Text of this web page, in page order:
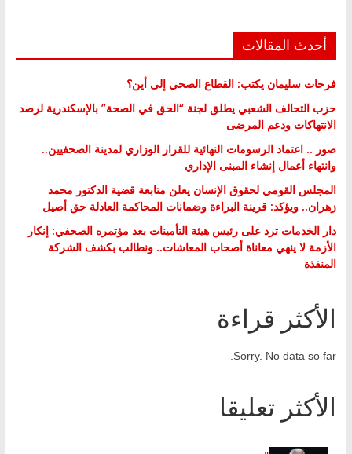
أحدث المقالات
فرحات سليمان يكتب: القطاع الصحي إلى أين؟
حزب التحالف الشعبي يطلق لجنة “الحق في الصحة” بالإسكندرية لرصد
الانتهاكات ودعم المرضى
صور .. اعتماد الرسومات النهائية للقرار الوزاري لمدينة الصحفيين..
وانتهاء أعمال إنشاء المبنى الإداري
المجلس القومي لحقوق الإنسان يعلن متابعة قضية الدكتور محمد
زهران.. ويؤكد: قرينة البراءة وضمانات المحاكمة العادلة حق أصيل
دار الخدمات ترد على رئيس هيئة التأمينات بعد مؤتمره الصحفي: إنكار
الأزمة لا ينهي معاناة أصحاب المعاشات.. ونطالب بكشف الشركة
المنفذة
الأكثر قراءة
Sorry. No data so far.
الأكثر تعليقا